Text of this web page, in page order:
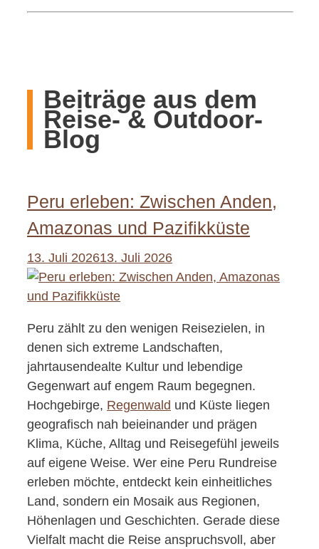
Beiträge aus dem
Reise- & Outdoor-
Blog
Peru erleben: Zwischen Anden,
Amazonas und Pazifikküste
13. Juli 202613. Juli 2026
Peru zählt zu den wenigen Reisezielen, in
denen sich extreme Landschaften,
jahrtausendealte Kultur und lebendige
Gegenwart auf engem Raum begegnen.
Hochgebirge, Regenwald und Küste liegen
geografisch nah beieinander und prägen
Klima, Küche, Alltag und Reisegefühl jeweils
auf eigene Weise. Wer eine Peru Rundreise
erleben möchte, entdeckt kein einheitliches
Land, sondern ein Mosaik aus Regionen,
Höhenlagen und Geschichten. Gerade diese
Vielfalt macht die Reise anspruchsvoll, aber